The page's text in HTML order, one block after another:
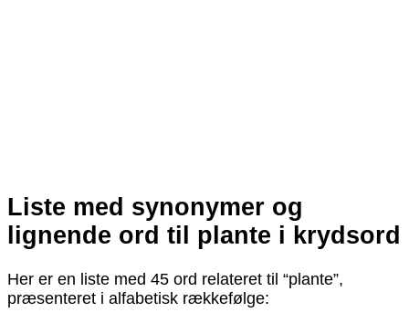
Liste med synonymer og
lignende ord til plante i krydsord
Her er en liste med 45 ord relateret til “plante”,
præsenteret i alfabetisk rækkefølge: